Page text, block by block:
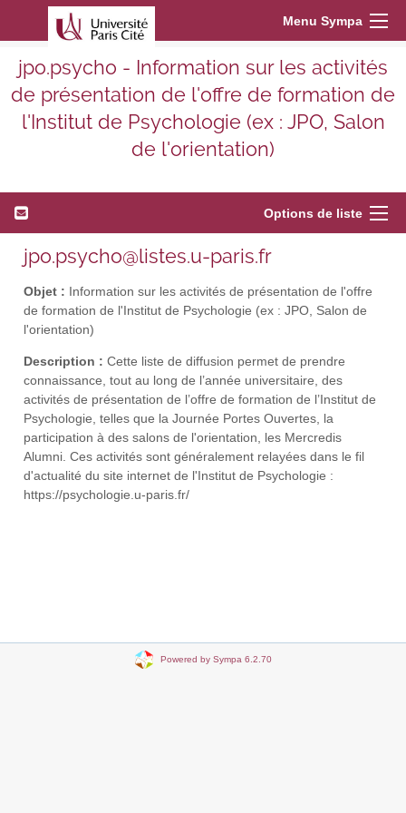
Menu Sympa
jpo.psycho - Information sur les activités
de présentation de l'offre de formation de
l'Institut de Psychologie (ex : JPO, Salon
de l'orientation)
Options de liste
jpo.psycho@listes.u-paris.fr
Objet : Information sur les activités de présentation de l'offre
de formation de l'Institut de Psychologie (ex : JPO, Salon de
l'orientation)
Description : Cette liste de diffusion permet de prendre
connaissance, tout au long de l’année universitaire, des
activités de présentation de l’offre de formation de l’Institut de
Psychologie, telles que la Journée Portes Ouvertes, la
participation à des salons de l'orientation, les Mercredis
Alumni. Ces activités sont généralement relayées dans le fil
d'actualité du site internet de l'Institut de Psychologie :
https://psychologie.u-paris.fr/
Powered by Sympa 6.2.70